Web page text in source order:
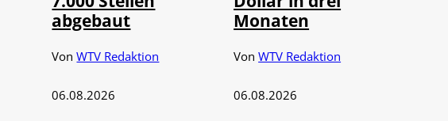
abgebaut
VonWTV Redaktion
06.08.2026
Monaten
VonWTV Redaktion
06.08.2026